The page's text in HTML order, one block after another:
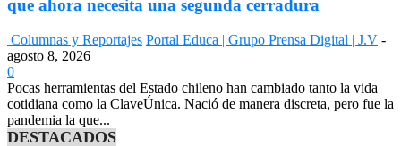
que ahora necesita una segunda cerradura
Columnas y Reportajes Portal Educa | Grupo Prensa Digital | J.V -
agosto 8, 2026
0
Pocas herramientas del Estado chileno han cambiado tanto la vida
cotidiana como la ClaveÚnica. Nació de manera discreta, pero fue la
pandemia la que...
DESTACADOS